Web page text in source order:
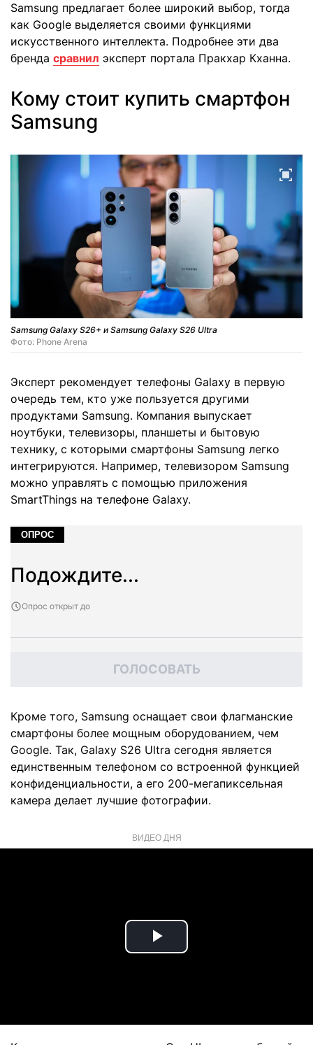
Samsung предлагает более широкий выбор, тогда
как Google выделяется своими функциями
искусственного интеллекта. Подробнее эти два
бренда сравнил эксперт портала Пракхар Кханна.
Кому стоит купить смартфон
Samsung
Samsung Galaxy S26+ и Samsung Galaxy S26 Ultra
Фото: Phone Arena
Эксперт рекомендует телефоны Galaxy в первую
очередь тем, кто уже пользуется другими
продуктами Samsung. Компания выпускает
ноутбуки, телевизоры, планшеты и бытовую
технику, с которыми смартфоны Samsung легко
интегрируются. Например, телевизором Samsung
можно управлять с помощью приложения
SmartThings на телефоне Galaxy.
ОПРОС
Подождите...
Опрос открыт до
ГОЛОСОВАТЬ
Кроме того, Samsung оснащает свои флагманские
смартфоны более мощным оборудованием, чем
Google. Так, Galaxy S26 Ultra сегодня является
единственным телефоном со встроенной функцией
конфиденциальности, а его 200-мегапиксельная
камера делает лучшие фотографии.
ВИДЕО ДНЯ
Play